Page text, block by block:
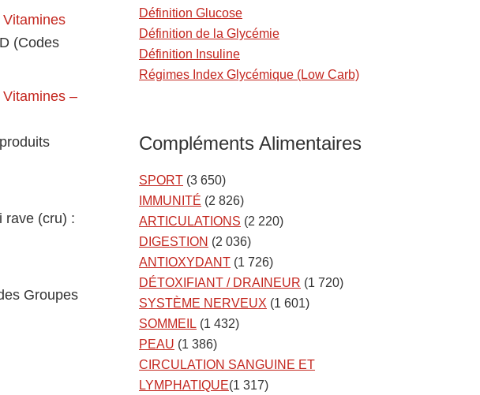
(Codes
–
rave (cru) :
Groupes
Définition Glucose
Définition de la Glycémie
Définition Insuline
Régimes Index Glycémique (Low Carb)
Compléments Alimentaires
SPORT (3 650)
IMMUNITÉ (2 826)
ARTICULATIONS (2 220)
DIGESTION (2 036)
ANTIOXYDANT (1 726)
DÉTOXIFIANT / DRAINEUR (1 720)
SYSTÈME NERVEUX (1 601)
SOMMEIL (1 432)
PEAU (1 386)
CIRCULATION SANGUINE ET
LYMPHATIQUE(1 317)